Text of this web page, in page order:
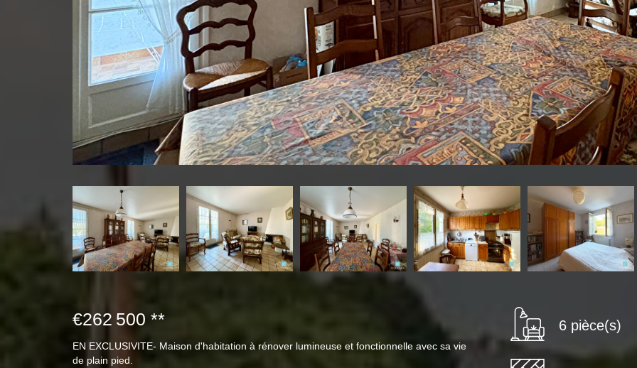
€262 500 **
EN EXCLUSIVITE- Maison d'habitation à rénover lumineuse et fonctionnelle avec sa vie
de plain pied.
6 pièce(s)